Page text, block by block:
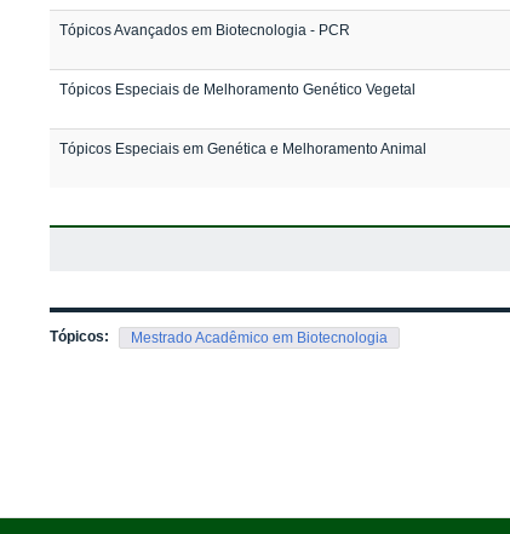
Tópicos Avançados em Biotecnologia - PCR
Tópicos Especiais de Melhoramento Genético Vegetal
Tópicos Especiais em Genética e Melhoramento Animal
Tópicos: Mestrado Acadêmico em Biotecnologia